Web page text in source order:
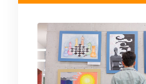
Read more